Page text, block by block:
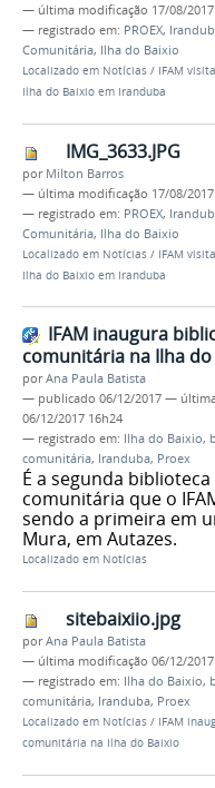
— última modificação 17/08/
— registrado em: PROEX,
Comunitária, Ilha do Baixio
Localizado em Notícias / IFAM
Ilha do Baixio em Iranduba
IMG_3633.JPG
por Milton Barros
— última modificação 17/08/
— registrado em: PROEX,
Comunitária, Ilha do Baixio
Localizado em Notícias / IFAM
Ilha do Baixio em Iranduba
IFAM inaugura
comunitária na Ilha do
porAna Paula Batista
— publicado 06/12/2017 —
06/12/2017 16h24
— registrado em: Ilha do Baixio,
comunitária, Iranduba, Proex
É a segunda biblioteca
comunitária que o
sendo a primeira em
Mura, em Autazes.
Localizado em Notícias
sitebaixiio.jpg
porAna Paula Batista
— última modificação 06/12/
— registrado em: Ilha do Baixio,
comunitária, Iranduba, Proex
Localizado em Notícias / IFAM
comunitária na Ilha do Baixio